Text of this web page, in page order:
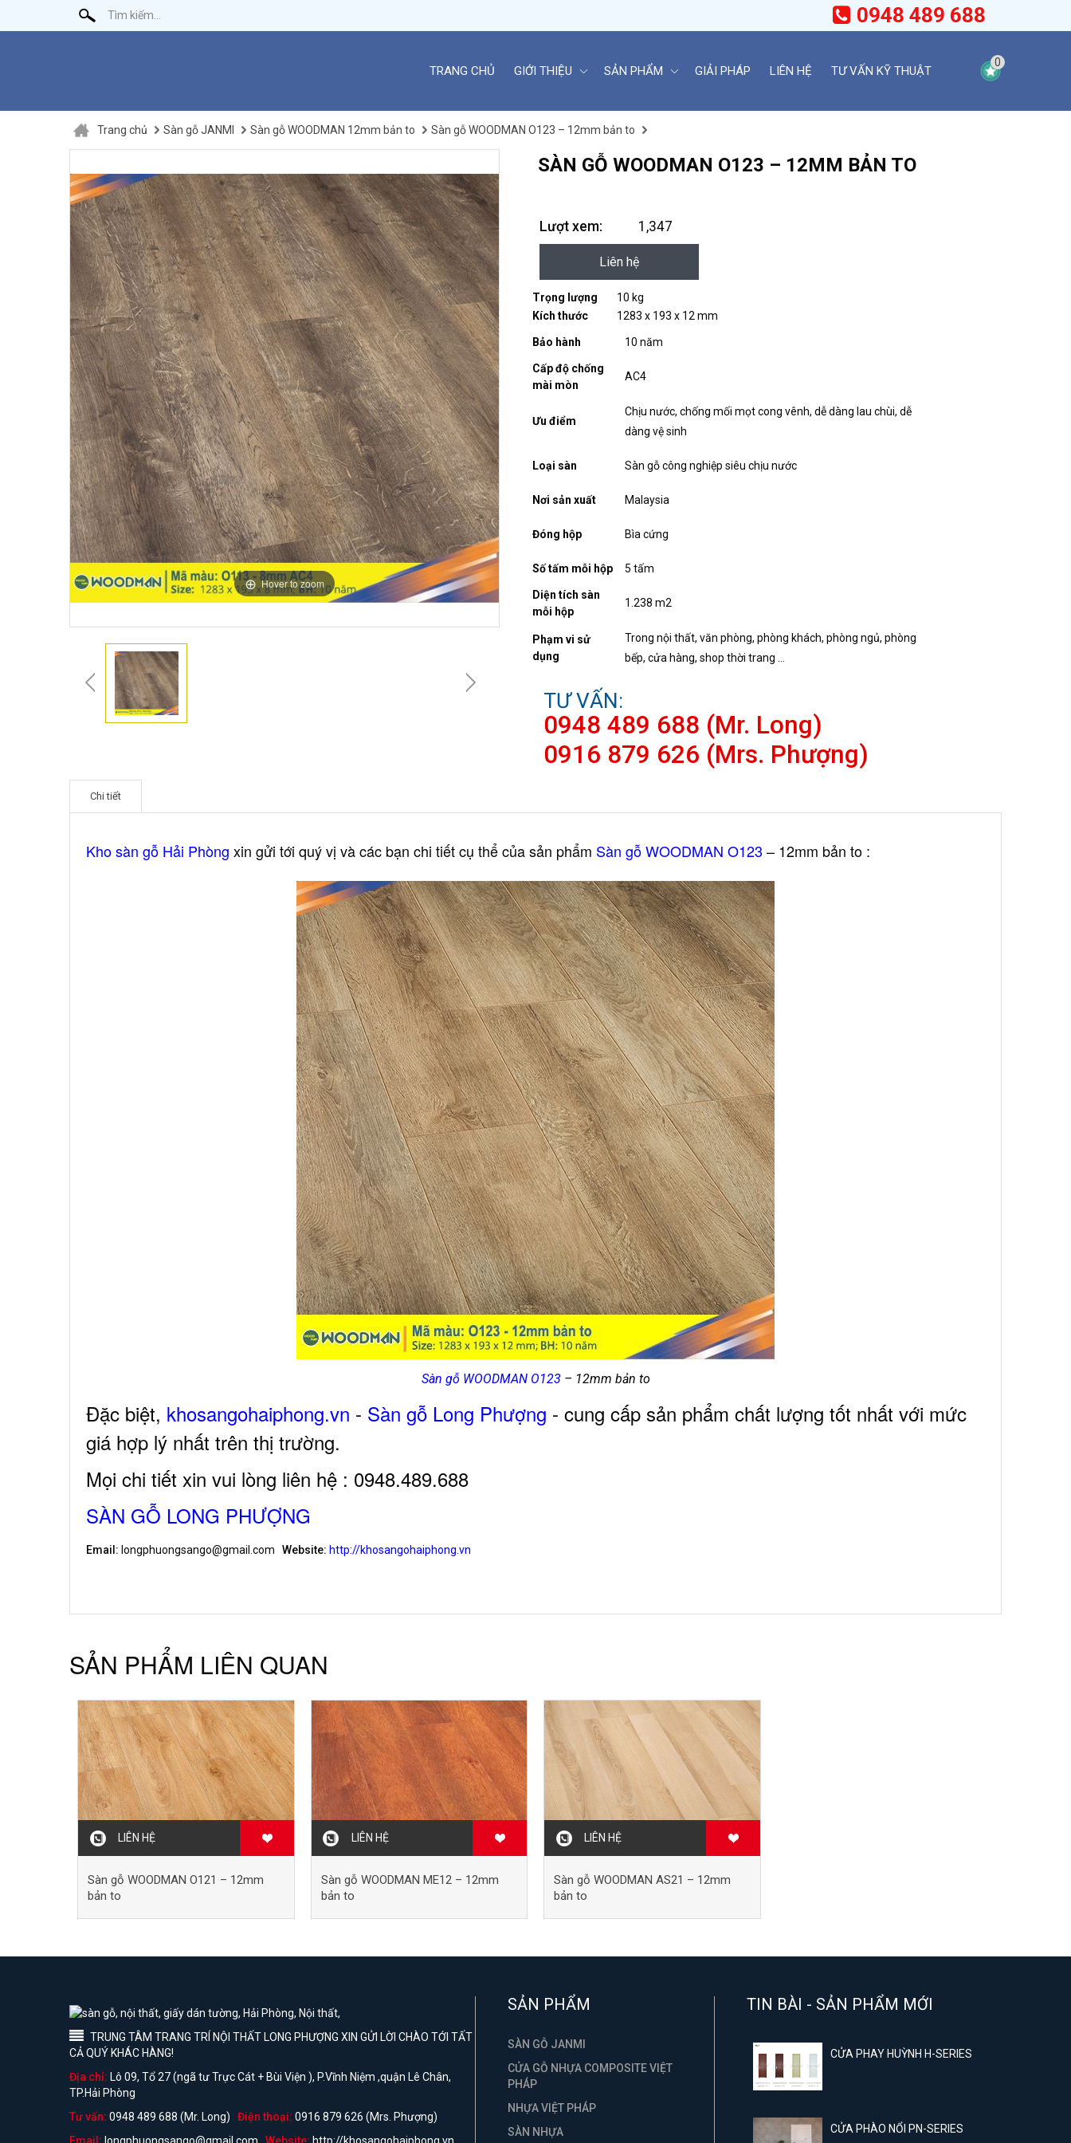
0948 489 688
TRANG CHỦ GIỚI THIỆU SẢN PHẨM GIẢI PHÁP LIÊN HỆ TƯ VẤN KỸ THUẬT
0
Trang chủ Sàn gỗ JANMI Sàn gỗ WOODMAN 12mm bản to Sàn gỗ WOODMAN O123 – 12mm bản to
Hover to zoom
SÀN GỖ WOODMAN O123 – 12MM BẢN TO
Lượt xem: 1,347
Liên hệ
Trọng lượng
10 kg
Kích thước
1283 x 193 x 12 mm
Bảo hành 10 năm
Cấp độ chống
mài mòn
AC4
Ưu điểm
Chịu nước, chống mối mọt cong vênh, dễ dàng lau chùi, dễ
dàng vệ sinh
Loại sàn Sàn gỗ công nghiệp siêu chịu nước
Nơi sản xuất Malaysia
Đóng hộp Bìa cứng
Số tấm mỗi hộp 5 tấm
Diện tích sàn
mỗi hộp
1.238 m2
Phạm vi sử
dụng
Trong nội thất, văn phòng, phòng khách, phòng ngủ, phòng
bếp, cửa hàng, shop thời trang …
TƯ VẤN:
0948 489 688 (Mr. Long)
0916 879 626 (Mrs. Phượng)
Chi tiết
Kho sàn gỗ Hải Phòng xin gửi tới quý vị và các bạn chi tiết cụ thể của sản phẩm Sàn gỗ WOODMAN O123 – 12mm bản to :
Sàn gỗ WOODMAN O123– 12mm bản to
Đặc biệt, khosangohaiphong.vn - Sàn gỗ Long Phượng - cung cấp sản phẩm chất lượng tốt nhất với mức
giá hợp lý nhất trên thị trường.
Mọi chi tiết xin vui lòng liên hệ : 0948.489.688
SÀN GỖ LONG PHƯỢNG
Email: longphuongsango@gmail.com Website: http://khosangohaiphong.vn
SẢN PHẨM LIÊN QUAN
LIÊN HỆ
Sàn gỗ WOODMAN O121 – 12mm
bản to
LIÊN HỆ
Sàn gỗ WOODMAN ME12 – 12mm
bản to
LIÊN HỆ
Sàn gỗ WOODMAN AS21 – 12mm
bản to
TRUNG TÂM TRANG TRÍ NỘI THẤT LONG PHƯỢNG XIN GỬI LỜI CHÀO TỚI TẤT
CẢ QUÝ KHÁC HÀNG!
Địa chỉ: Lô 09, Tổ 27 (ngã tư Trực Cát + Bùi Viện ), P.Vĩnh Niệm ,quận Lê Chân,
TP.Hải Phòng
Tư vấn: 0948 489 688 (Mr. Long) Điện thoại: 0916 879 626 (Mrs. Phượng)
SẢN PHẨM
SÀN GỖ JANMI
CỬA GỖ NHỰA COMPOSITE VIỆT
PHÁP
NHỰA VIỆT PHÁP
SÀN NHỰA
TIN BÀI - SẢN PHẨM MỚI
CỬA PHAY HUỲNH H-SERIES
CỬA PHÀO NỔI PN-SERIES